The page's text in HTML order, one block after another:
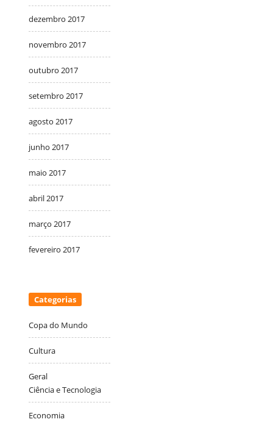
dezembro 2017
novembro 2017
outubro 2017
setembro 2017
agosto 2017
junho 2017
maio 2017
abril 2017
março 2017
fevereiro 2017
Categorias
Copa do Mundo
Cultura
Geral
Ciência e Tecnologia
Economia